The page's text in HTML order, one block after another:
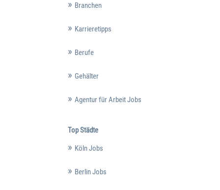
Branchen
Karrieretipps
Berufe
Gehälter
Agentur für Arbeit Jobs
Top Städte
Köln Jobs
Berlin Jobs